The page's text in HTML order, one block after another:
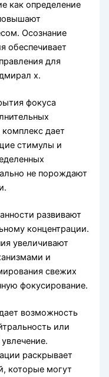
как определение
Осознание
обеспечивает
для
х.
фокуса
дает
стимулы и
не порождают
развивают
концентрации.
увеличивают
и
свежих
фокусирование.
возможность
или
раскрывает
которые могут